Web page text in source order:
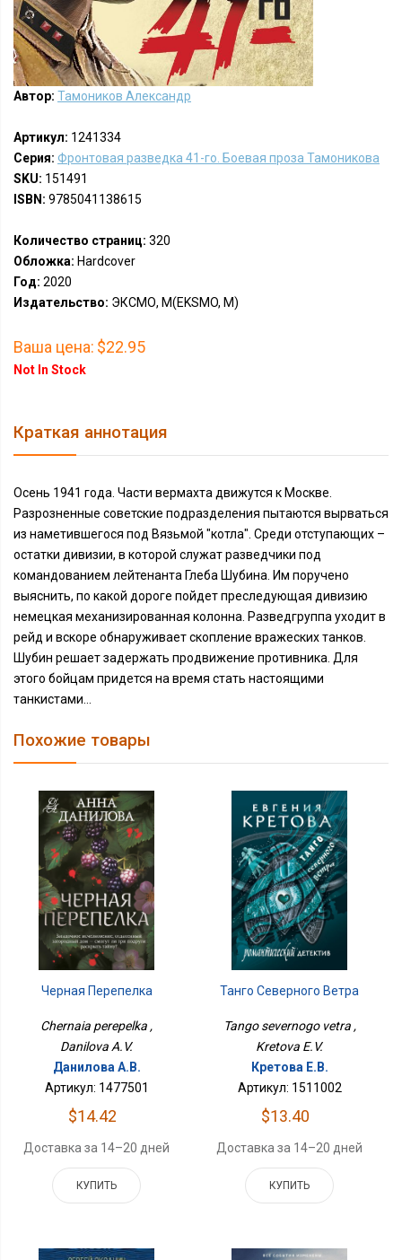
Автор: Тамоников Александр
Артикул: 1241334
Серия: Фронтовая разведка 41-го. Боевая проза Тамоникова
SKU: 151491
ISBN: 9785041138615
Количество страниц: 320
Обложка: Hardcover
Год: 2020
Издательство: ЭКСМО, М(EKSMO, M)
Ваша цена: $22.95
Not In Stock
Краткая аннотация
Осень 1941 года. Части вермахта движутся к Москве.
Разрозненные советские подразделения пытаются вырваться
из наметившегося под Вязьмой "котла". Среди отступающих –
остатки дивизии, в которой служат разведчики под
командованием лейтенанта Глеба Шубина. Им поручено
выяснить, по какой дороге пойдет преследующая дивизию
немецкая механизированная колонна. Разведгруппа уходит в
рейд и вскоре обнаруживает скопление вражеских танков.
Шубин решает задержать продвижение противника. Для
этого бойцам придется на время стать настоящими
танкистами…
Похожие товары
Черная Перепелка
Chernaia perepelka ,
Danilova A.V.
Данилова А.В.
Артикул: 1477501
$14.42
Доставка за 14–20 дней
КУПИТЬ
Танго Северного Ветра
Tango severnogo vetra ,
Kretova E.V.
Кретова Е.В.
Артикул: 1511002
$13.40
Доставка за 14–20 дней
КУПИТЬ